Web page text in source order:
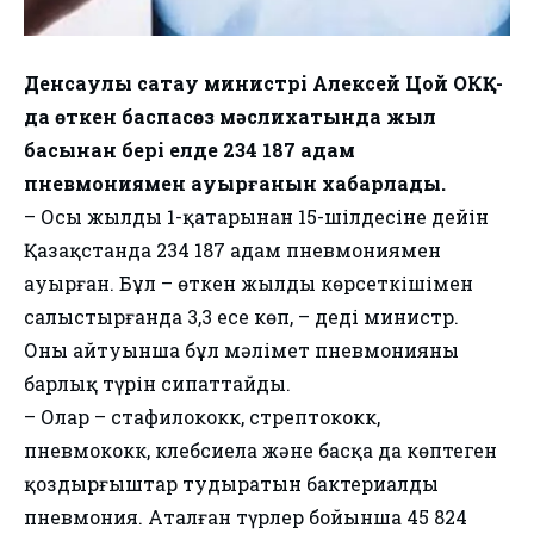
Денсаулық сақтау министрі Алексей Цой ОКҚ-
да өткен баспасөз мәслихатында жыл
басынан бері елде 234 187 адам
пневмониямен ауырғанын хабарлады.
– Осы жылдың 1-қаңтарынан 15-шілдесіне дейін
Қазақстанда 234 187 адам пневмониямен
ауырған. Бұл – өткен жылдың көрсеткішімен
салыстырғанда 3,3 есе көп, – деді министр.
Оның айтуынша бұл мәлімет пневмонияның
барлық түрін сипаттайды.
– Олар – стафилококк, стрептококк,
пневмококк, клебсиела және басқа да көптеген
қоздырғыштар тудыратын бактериалды
пневмония. Аталған түрлер бойынша 45 824